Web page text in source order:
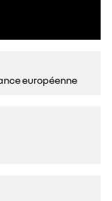
européenne